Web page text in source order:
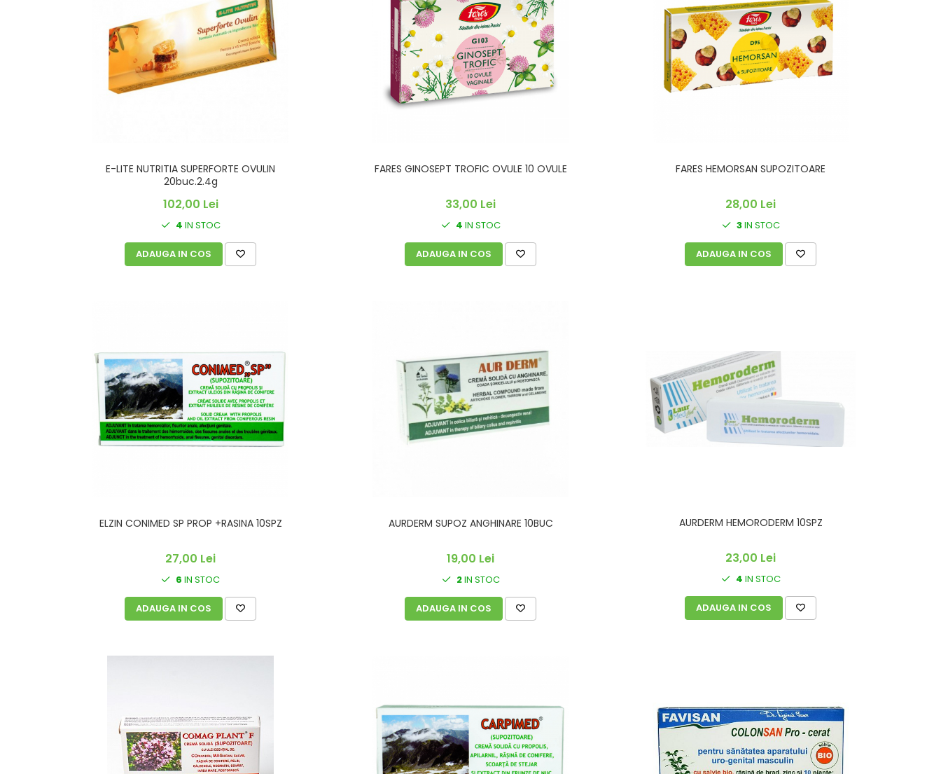
CREME CORP-MASAJ-MAINI -
FOOD SEMINȚE- OLEAGINOASE
E-LITE NUTRITIA SUPERFORTE OVULIN
20buc.2.4g
102,00 Lei
4 IN STOC
ADAUGA IN COS
FARES GINOSEPT TROFIC OVULE 10 OVULE
33,00 Lei
4 IN STOC
ADAUGA IN COS
FARES HEMORSAN SUPOZITOARE
28,00 Lei
3IN STOC
ADAUGA IN COS
ELZIN CONIMED SP PROP +RASINA 10SPZ
27,00 Lei
6 IN STOC
ADAUGA IN COS
AURDERM SUPOZ ANGHINARE 10BUC
19,00 Lei
2IN STOC
ADAUGA IN COS
AURDERM HEMORODERM 10SPZ
23,00 Lei
4 IN STOC
ADAUGA IN COS